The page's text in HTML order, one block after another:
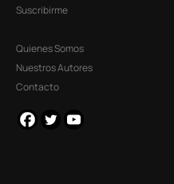
Suscribirme
Quienes Somos
Nuestros Autores
Contacto